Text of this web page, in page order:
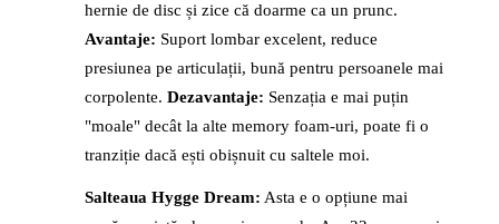
hernie de disc și zice că doarme ca un prunc.
Avantaje: Suport lombar excelent, reduce
presiunea pe articulații, bună pentru persoanele mai
corpolente. Dezavantaje: Senzația e mai puțin
"moale" decât la alte memory foam-uri, poate fi o
tranziție dacă ești obișnuit cu saltele moi.
Salteaua Hygge Dream: Asta e o opțiune mai